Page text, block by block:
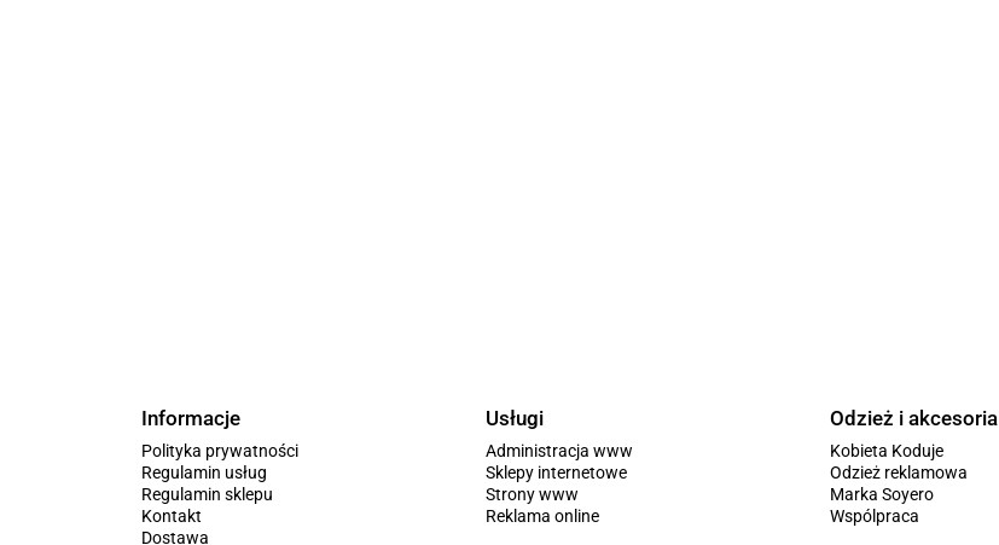
Informacje
Polityka prywatności
Regulamin usług
Regulamin sklepu
Kontakt
Dostawa
Usługi
Administracja www
Sklepy internetowe
Strony www
Reklama online
Odzież i akcesoria
Kobieta Koduje
Odzież reklamowa
Marka Soyero
Wspólpraca